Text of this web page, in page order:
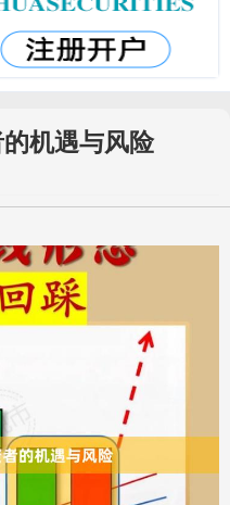
机遇与风险